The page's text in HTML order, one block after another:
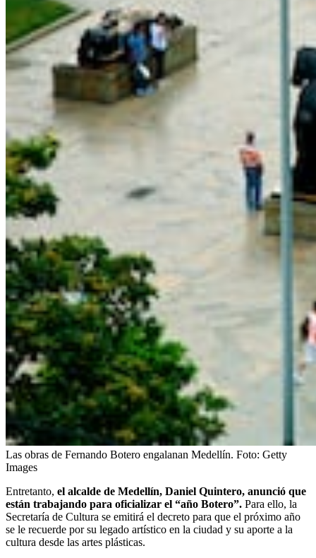
Las obras de Fernando Botero engalanan Medellín. Foto: Getty
Images
Entretanto, el alcalde de Medellín, Daniel Quintero, anunció que
están trabajando para oficializar el “año Botero”. Para ello, la
Secretaría de Cultura se emitirá el decreto para que el próximo año
se le recuerde por su legado artístico en la ciudad y su aporte a la
cultura desde las artes plásticas.